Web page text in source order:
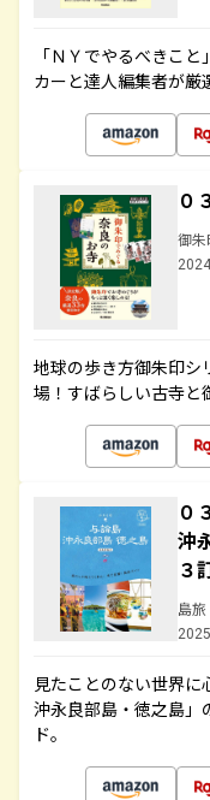
「ＮＹでやるべきこ
カーと達人編集者が厳
０
御朱
地球の歩き方御朱印シ
場！すばらしい古寺と
０
沖
３
島旅
見たことのない世界
沖永良部島・徳之島」
ド。